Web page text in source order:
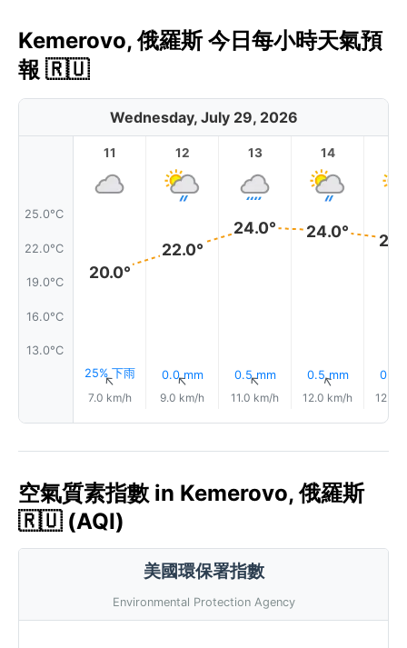
Kemerovo, 俄羅斯 今日每小時天氣預
報 🇷🇺
Wednesday, July 29, 2026
25.0°C
22.0°C
19.0°C
16.0°C
13.0°C
11
20.0°
25% 下雨
↑
7.0 km/h
12
22.0°
0.0 mm
↑
9.0 km/h
13
24.0°
0.5 mm
↑
11.0 km/h
14
24.0°
0.5 mm
↑
12.0 km/h
0.7
12.0
空氣質素指數 in Kemerovo, 俄羅斯
🇷🇺 (AQI)
美國環保署指數
Environmental Protection Agency